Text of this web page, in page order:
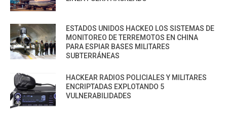
ESTADOS UNIDOS HACKEO LOS SISTEMAS DE
MONITOREO DE TERREMOTOS EN CHINA
PARA ESPIAR BASES MILITARES
SUBTERRÁNEAS
HACKEAR RADIOS POLICIALES Y MILITARES
ENCRIPTADAS EXPLOTANDO 5
VULNERABILIDADES